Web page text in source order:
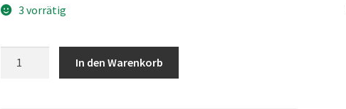
3 vorrätig
In den Warenkorb